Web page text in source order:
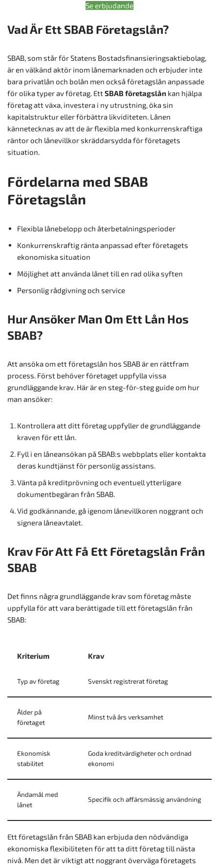
Se erbjudande
Vad Är Ett SBAB Företagslån?
SBAB, som står för Statens Bostadsfinansieringsaktiebolag,
är en välkänd aktör inom lånemarknaden och erbjuder inte
bara privatlån och bolån men också företagslån anpassade
för olika typer av företag. EttSBAB företagslån kan hjälpa
företag att växa, investera i ny utrustning, öka sin
kapitalstruktur eller förbättra likviditeten. Lånen
kännetecknas av att de är flexibla med konkurrenskraftiga
räntor och lånevillkor skräddarsydda för företagets
situation.
Fördelarna med SBAB
Företagslån
Flexibla lånebelopp och återbetalningsperioder
Konkurrenskraftig ränta anpassad efter företagets
ekonomiska situation
Möjlighet att använda lånet till en rad olika syften
Personlig rådgivning och service
Hur Ansöker Man Om Ett Lån Hos
SBAB?
Att ansöka om ett företagslån hos SBAB är en rättfram
process. Först behöver företaget uppfylla vissa
grundläggande krav. Här är en steg-för-steg guide om hur
man ansöker:
Kontrollera att ditt företag uppfyller de grundläggande
kraven för ett lån.
Fyll i en låneansökan på SBAB:s webbplats eller kontakta
deras kundtjänst för personlig assistans.
Vänta på kreditprövning och eventuell ytterligare
dokumentbegäran från SBAB.
Vid godkännande, gå igenom lånevillkoren noggrant och
signera låneavtalet.
Krav För Att Få Ett Företagslån Från
SBAB
Det finns några grundläggande krav som företag måste
uppfylla för att vara berättigade till ett företagslån från
SBAB:
Kriterium Krav
Typ av företag Svenskt registrerat företag
Ålder på
företaget
Minst två års verksamhet
Ekonomisk
stabilitet
Goda kreditvärdigheter och ordnad
ekonomi
Ändamål med
lånet
Specifik och affärsmässig användning
Ett företagslån från SBAB kan erbjuda den nödvändiga
ekonomiska flexibiliteten för att ta ditt företag till nästa
nivå. Men det är viktigt att noggrant överväga företagets